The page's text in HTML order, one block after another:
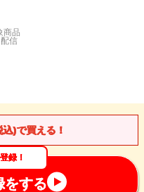
商品
配信
込)で買える！
録！
をする